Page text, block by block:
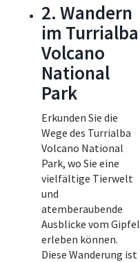
2. Wandern
im Turrialba
Volcano
National
Park
Erkunden Sie die
Wege des Turrialba
Volcano National
Park, wo Sie eine
vielfältige Tierwelt
und
atemberaubende
Ausblicke vom Gipfel
erleben können.
Diese Wanderung ist